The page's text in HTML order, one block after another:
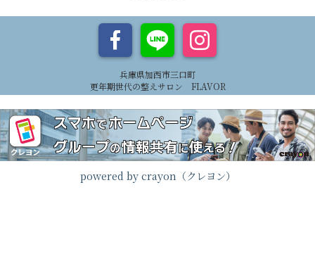
兵庫県加西市三口町
更年期世代の整えサロン FLAVOR
powered by crayon（クレヨン）